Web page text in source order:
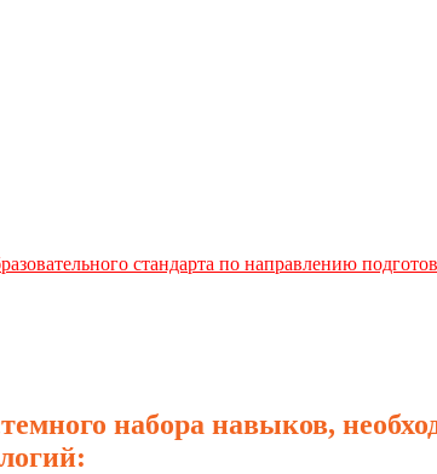
стандарта по направлению
набора навыков,